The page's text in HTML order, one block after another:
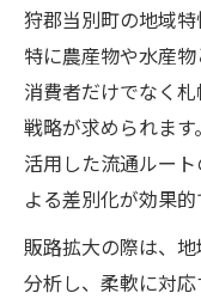
狩郡当別町の地域特
特に農産物や水産
消費者だけでなく
戦略が求められま
活用した流通ルー
よる差別化が効果的
販路拡大の際は、
分析し、柔軟に対